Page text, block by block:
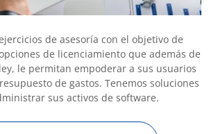
de asesoría con el objetivo de
de licenciamiento que además de
le permitan empoderar a sus usuarios
de gastos. Tenemos soluciones
sus activos de software.